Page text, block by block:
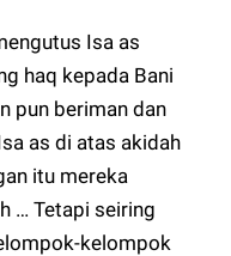
Isa as
haq kepada Bani
pun beriman dan
as di atas akidah
itu mereka
… Tetapi seiring
kelompok